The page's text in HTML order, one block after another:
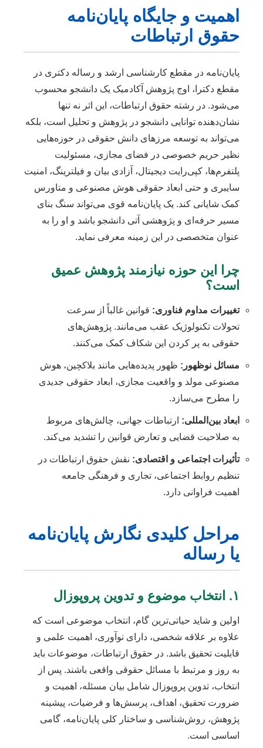
اهمیت و جایگاه پایان‌نامه
حقوق ارتباطات
پایان‌نامه در مقطع کارشناسی ارشد و رساله دکتری در
مقطع دکترا، اوج پژوهش آکادمیک یک دانشجو محسوب
می‌شود. در رشته حقوق ارتباطات، این اثر نه تنها
نشان‌دهنده توانایی دانشجو در پژوهش و تحلیل است، بلکه
می‌تواند به توسعه مرزهای دانش حقوقی در حوزه‌هایی
نظیر حریم خصوصی در فضای مجازی، مسئولیت
پلتفرم‌ها، کپی‌رایت دیجیتال، آزادی بیان و فیلترینگ، امنیت
سایبری و حتی ابعاد حقوقی هوش مصنوعی و متاورس
کمک شایانی کند. یک پایان‌نامه قوی می‌تواند سنگ بنای
مسیر حرفه‌ای و پژوهشی آتی دانشجو باشد و او را به
عنوان متخصصی در این زمینه معرفی نماید.
چرا این حوزه نیازمند پژوهش عمیق
است؟
تغییرات مداوم فناوری: قوانین غالباً از سرعت
تحولات تکنولوژیک عقب می‌مانند. پژوهش‌های
حقوقی به پر کردن این شکاف کمک می‌کنند.
مسائل نوظهور: ظهور پدیده‌هایی مانند بلاکچین، هوش
مصنوعی مولد و واقعیت مجازی، ابعاد حقوقی جدیدی
را مطرح می‌سازد.
ابعاد بین‌المللی: ارتباطات جهانی، چالش‌های مربوط
به صلاحیت قضایی و تعارض قوانین را تشدید می‌کند.
تأثیرات اجتماعی و اقتصادی: نقش حقوق ارتباطات در
تنظیم روابط اجتماعی، تجاری و فرهنگی جامعه
اهمیت فراوانی دارد.
مراحل کلیدی نگارش پایان‌نامه
یا رساله
۱. انتخاب موضوع و تدوین پروپوزال
اولین و شاید حیاتی‌ترین گام، انتخاب موضوعی است که
علاوه بر علاقه شخصی، دارای نوآوری، اهمیت علمی و
قابلیت تحقیق باشد. در حقوق ارتباطات، موضوعات باید
به روز و مرتبط با مسائل حقوقی واقعی باشند. پس از
انتخاب، تدوین پروپوزال شامل بیان مسئله، اهمیت و
ضرورت تحقیق، اهداف، پرسش‌ها و فرضیات، پیشینه
پژوهش، روش‌شناسی و ساختار کلی پایان‌نامه، گامی
اساسی است.